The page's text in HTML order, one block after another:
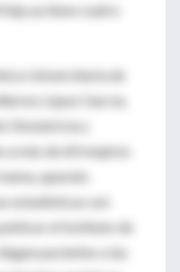
ya tiene cuatro
Universitaria de
López García,
Obstetricia y
más de 60 mujeres
aparato
estadísticas son
el Instituto de
pacientes a las